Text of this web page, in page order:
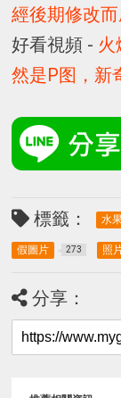
經後期修改
好看視頻 -
然是P图，新
標籤： 水
假圖片 273 照
分享：